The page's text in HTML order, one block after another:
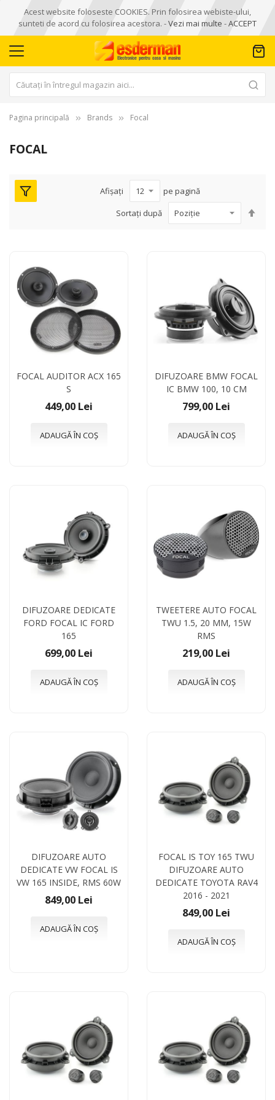
Acest website foloseste COOKIES. Prin folosirea webiste-ului,
sunteti de acord cu folosirea acestora. -Vezi mai multe -ACCEPT
Pagina principală Brands Focal
FOCAL
Afișați
pe pagină
Sortați după
FOCAL AUDITOR ACX 165
S
449,00 Lei
ADAUGĂ ÎN COȘ
DIFUZOARE BMW FOCAL
IC BMW 100, 10 CM
799,00 Lei
ADAUGĂ ÎN COȘ
DIFUZOARE DEDICATE
FORD FOCAL IC FORD
165
699,00 Lei
ADAUGĂ ÎN COȘ
TWEETERE AUTO FOCAL
TWU 1.5, 20 MM, 15W
RMS
219,00 Lei
ADAUGĂ ÎN COȘ
DIFUZOARE AUTO
DEDICATE VW FOCAL IS
VW 165 INSIDE, RMS 60W
849,00 Lei
ADAUGĂ ÎN COȘ
FOCAL IS TOY 165 TWU
DIFUZOARE AUTO
DEDICATE TOYOTA RAV4
2016 - 2021
849,00 Lei
ADAUGĂ ÎN COȘ